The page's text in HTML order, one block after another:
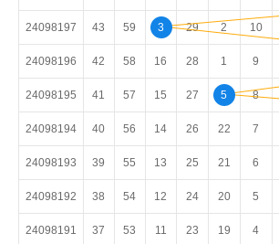
24098197 43 59 3 29 2 10
24098196 42 58 16 28 1 9
24098195 41 57 15 27 5 8
24098194 40 56 14 26 22 7
24098193 39 55 13 25 21 6
24098192 38 54 12 24 20 5
24098191 37 53 11 23 19 4